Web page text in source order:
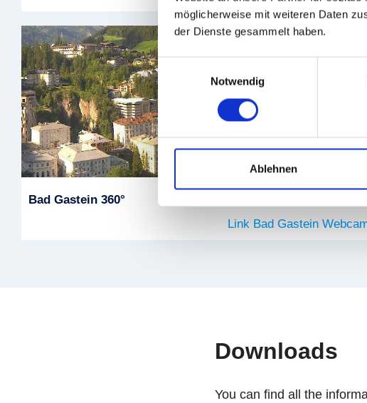
möglicherweise mit weiteren Daten
der Dienste gesammelt haben.
Einwilligungsauswahl
Notwendig
Ablehnen
Bad Gastein 360°
Link Bad Gastein
Downloads
You can find all the